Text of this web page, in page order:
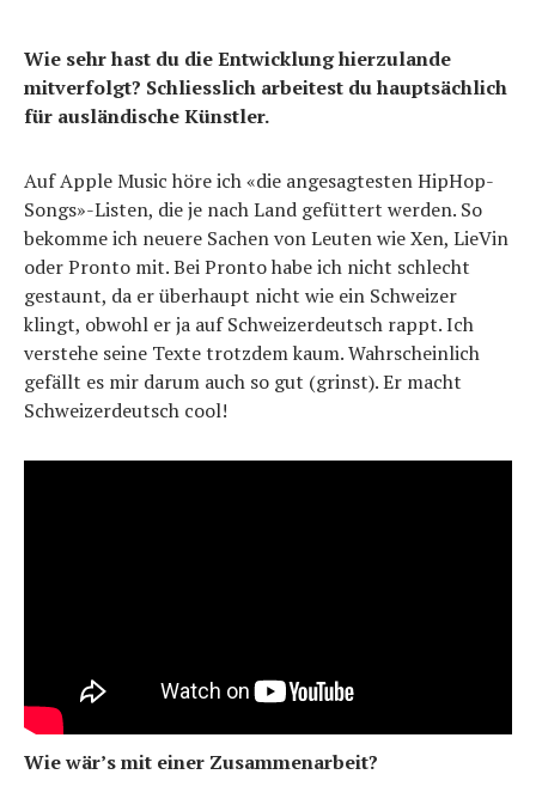
Wie sehr hast du die Entwicklung hierzulande
mitverfolgt? Schliesslich arbeitest du hauptsächlich
für ausländische Künstler.
Auf Apple Music höre ich «die angesagtesten HipHop-
Songs»-Listen, die je nach Land gefüttert werden. So
bekomme ich neuere Sachen von Leuten wie Xen, LieVin
oder Pronto mit. Bei Pronto habe ich nicht schlecht
gestaunt, da er überhaupt nicht wie ein Schweizer
klingt, obwohl er ja auf Schweizerdeutsch rappt. Ich
verstehe seine Texte trotzdem kaum. Wahrscheinlich
gefällt es mir darum auch so gut (grinst). Er macht
Schweizerdeutsch cool!
Wie wär’s mit einer Zusammenarbeit?